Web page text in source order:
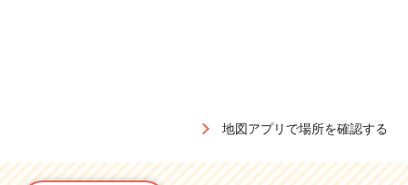
地図アプリで場所を確認する